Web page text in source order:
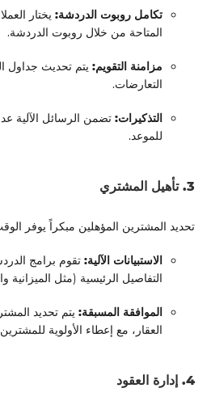
تكامل روبوت الدردشة: يختار
المتاحة من خلال روبوت الدردشة.
مزامنة التقويم: يتم تحديث جداول
التعارضات.
التذكيرات: تضمن الرسائل
للموعد.
3. تأهيل المشتري
تحديد المشترين المؤهلين مبكراً يوفر
الاستبيانات الآلية: تقوم برامج
التفاصيل الرئيسية (مثل الميزانية
الموافقة المسبقة: يتم تحديد
العقار، مع إعطاء الأولوية
4. إدارة العقود